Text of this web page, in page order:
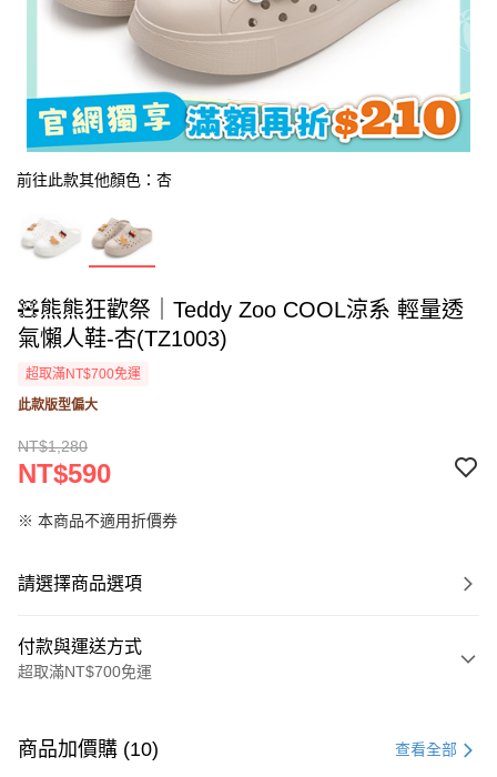
前往此款其他顏色：杏
🧸熊熊狂歡祭｜Teddy Zoo COOL涼系 輕量透
氣懶人鞋-杏(TZ1003)
超取滿NT$700免運
此款版型偏大
NT$1,280
NT$590
※ 本商品不適用折價券
請選擇商品選項
付款與運送方式
超取滿NT$700免運
信用卡一次付款
商品加價購 (10) 查看全部